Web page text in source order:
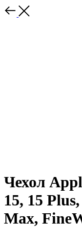
Чехол
15, 15
Max,